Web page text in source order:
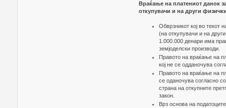
Враќање на платениот данок
откупувачи и на други
Обврзникот кој во текот
(на откупувачи и на
1.000.000 денари има
земјоделски производи.
Правото на враќање на
кој не се одданочува
Правото на враќање на
се оданочува согласно
страна на откупните
закон.
Врз основа на